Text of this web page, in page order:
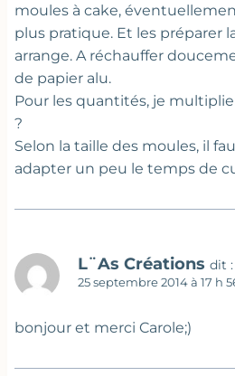
moules à cake,
plus pratique. Et les préparer
arrange. A réchauffer
de papier alu.
Pour les quantités, je
?
Selon la taille des moules, il
adapter un peu le temps de
L¨As Créations dit :
25 septembre 2014 à 17 h
bonjour et merci Carole;)